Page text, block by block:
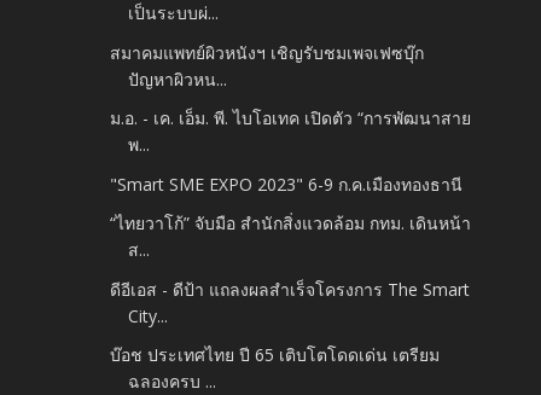
เป็นระบบผ่...
สมาคมแพทย์ผิวหนังฯ เชิญรับชมเพจเฟซบุ๊ก
ปัญหาผิวหน...
ม.อ. - เค. เอ็ม. พี. ไบโอเทค เปิดตัว “การพัฒนาสาย
พ...
"Smart SME EXPO 2023" 6-9 ก.ค.เมืองทองธานี
“ไทยวาโก้” จับมือ สำนักสิ่งแวดล้อม กทม. เดินหน้า
ส...
ดีอีเอส - ดีป้า แถลงผลสำเร็จโครงการ The Smart
City...
บ๊อช ประเทศไทย ปี 65 เติบโตโดดเด่น เตรียม
ฉลองครบ ...